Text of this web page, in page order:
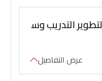
التدريب
عرض التفاصيل